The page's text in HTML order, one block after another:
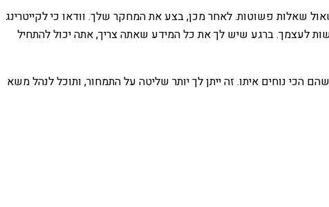
שאלות פשוטות. לאחר מכן, בצע את המחקר שלך. וודאו כי לקייטרינג
לעצמך. ברגע שיש לך את כל המידע שאתה צריך, אתה יכול להתחיל
נוחים איתו. זה ייתן לך יותר שליטה על התמחור, ותוכל לנהל משא